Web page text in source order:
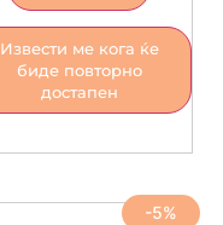
Извести ме кога ќе
биде повторно
достапен
-5%